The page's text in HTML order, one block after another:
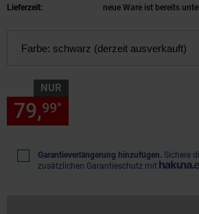
Lieferzeit: neue Ware ist bereits
Farbe: schwarz (derzeit ausverkauft)
NUR
79,99*
Garantieverlängerung hinzufügen. Sichere
zusätzlichen Garantieschutz mit